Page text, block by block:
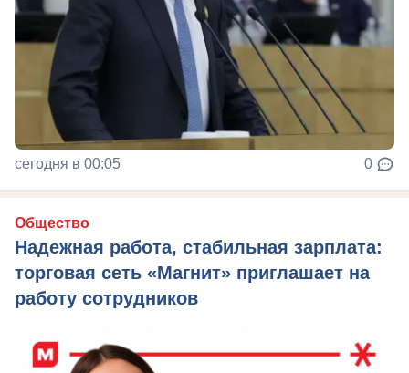
сегодня в 00:05 0
Общество
Надежная работа, стабильная зарплата:
торговая сеть «Магнит» приглашает на
работу сотрудников